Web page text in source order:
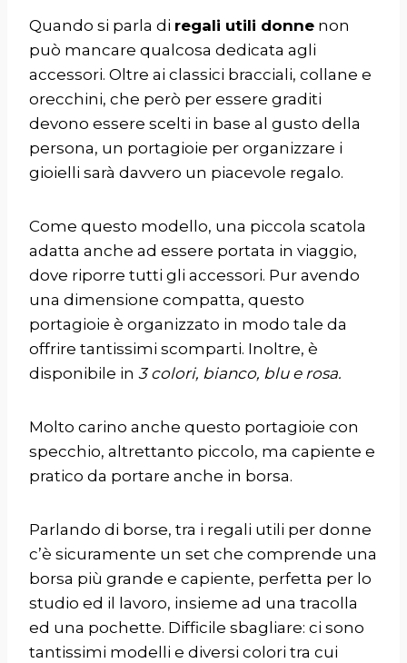
Quando si parla di regali utili donne non
può mancare qualcosa dedicata agli
accessori. Oltre ai classici bracciali, collane e
orecchini, che però per essere graditi
devono essere scelti in base al gusto della
persona, un portagioie per organizzare i
gioielli sarà davvero un piacevole regalo.
Come questo modello, una piccola scatola
adatta anche ad essere portata in viaggio,
dove riporre tutti gli accessori. Pur avendo
una dimensione compatta, questo
portagioie è organizzato in modo tale da
offrire tantissimi scomparti. Inoltre, è
disponibile in 3 colori, bianco, blu e rosa.
Molto carino anche questo portagioie con
specchio, altrettanto piccolo, ma capiente e
pratico da portare anche in borsa.
Parlando di borse, tra i regali utili per donne
c’è sicuramente un set che comprende una
borsa più grande e capiente, perfetta per lo
studio ed il lavoro, insieme ad una tracolla
ed una pochette. Difficile sbagliare: ci sono
tantissimi modelli e diversi colori tra cui